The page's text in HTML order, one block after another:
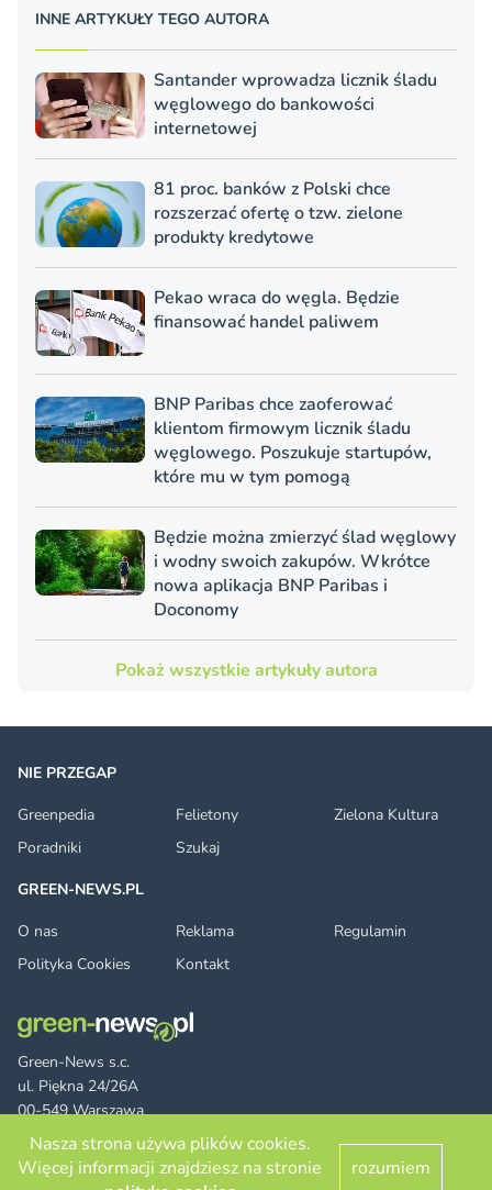
INNE ARTYKUŁY TEGO AUTORA
Santander wprowadza licznik śladu
węglowego do bankowości
internetowej
81 proc. banków z Polski chce
rozszerzać ofertę o tzw. zielone
produkty kredytowe
Pekao wraca do węgla. Będzie
finansować handel paliwem
BNP Paribas chce zaoferować
klientom firmowym licznik śladu
węglowego. Poszukuje startupów,
które mu w tym pomogą
Będzie można zmierzyć ślad węglowy
i wodny swoich zakupów. Wkrótce
nowa aplikacja BNP Paribas i
Doconomy
Pokaż wszystkie artykuły autora
Green-News s.c.
ul. Piękna 24/26A
00-549 Warszawa
FacebookTwitter LinkedIn
RSS
© 2026 green-news.pl. All rights reserved.
NIE PRZEGAP
Greenpedia
Felietony
Zielona Kultura
Poradniki
Szukaj
GREEN-NEWS.PL
O nas
Reklama
Regulamin
Polityka Cookies
Kontakt
Nasza strona używa plików cookies.
Więcej informacji znajdziesz na stronie
rozumiem